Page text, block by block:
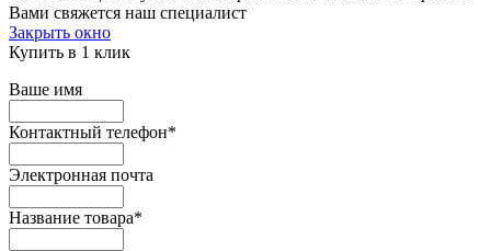
Вами свяжется наш специалист
Закрыть окно
Купить в 1 клик
Ваше имя
Контактный телефон*
Электронная почта
Название товара*